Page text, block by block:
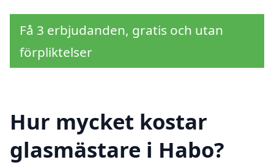
Få 3 erbjudanden, gratis och utan
förpliktelser
Hur mycket kostar
glasmästare i Habo?